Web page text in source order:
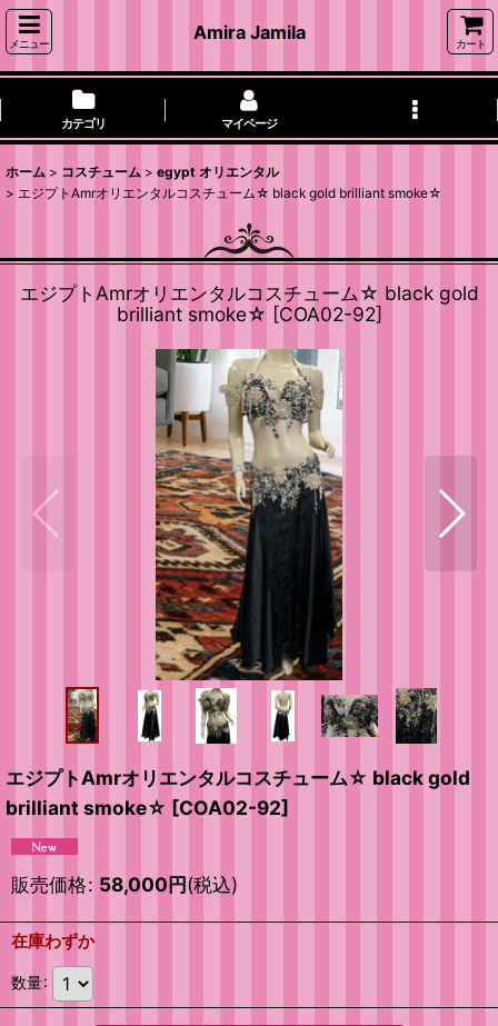
メニュー
Amira Jamila
カート
カテゴリ マイページ
ホーム > コスチューム > egypt オリエンタル
> エジプトAmrオリエンタルコスチューム☆ black gold brilliant smoke☆
エジプトAmrオリエンタルコスチューム☆ black gold
brilliant smoke☆ [COA02-92]
エジプトAmrオリエンタルコスチューム☆ black gold
brilliant smoke☆ [COA02-92]
販売価格: 58,000円(税込)
在庫わずか
数量: